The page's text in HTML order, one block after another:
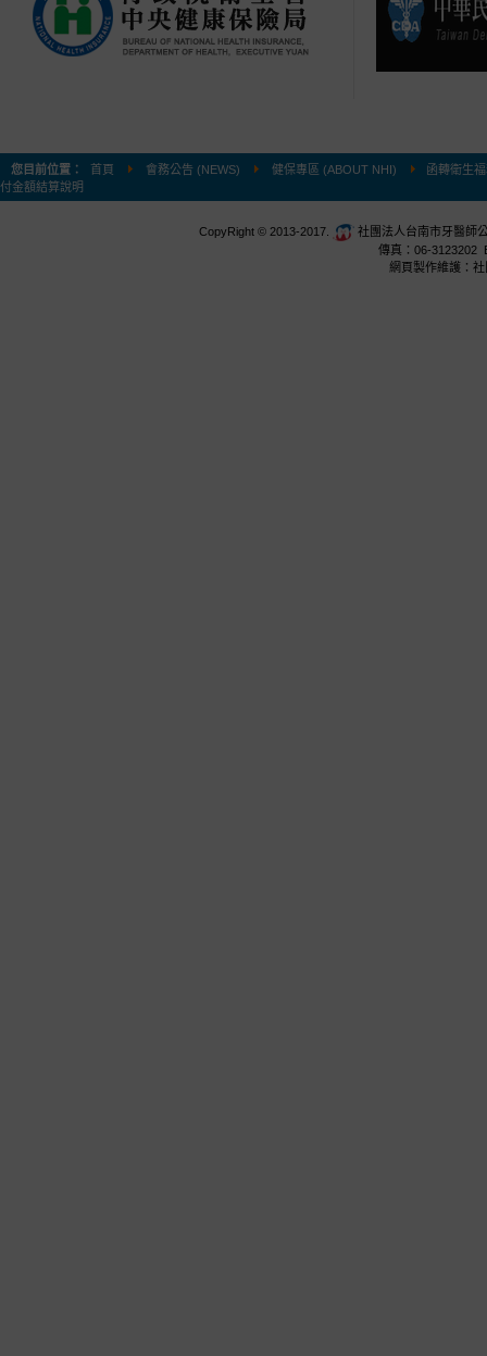
您目前位置： 首頁 會務公告 (NEWS) 健保專區 (ABOUT NHI)
函轉衛生
付金額結算說明
CopyRight © 2013-2017.
社團法人台南市牙醫師
傳真：06-3123202
網頁製作維護：